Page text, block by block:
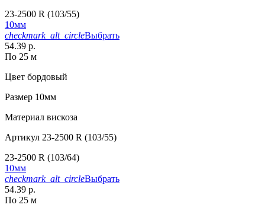
23-2500 R (103/55)
10мм
checkmark_alt_circleВыбрать
54.39 р.
По 25 м
Цвет бордовый
Размер 10мм
Материал вискоза
Артикул 23-2500 R (103/55)
23-2500 R (103/64)
10мм
checkmark_alt_circleВыбрать
54.39 р.
По 25 м